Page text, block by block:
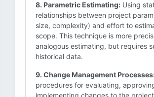
8. Parametric Estimating: Using
relationships between project
size, complexity) and effort to
scope. This technique is more
analogous estimating, but requires
historical data.
9. Change Management
procedures for evaluating,
implementing changes to the